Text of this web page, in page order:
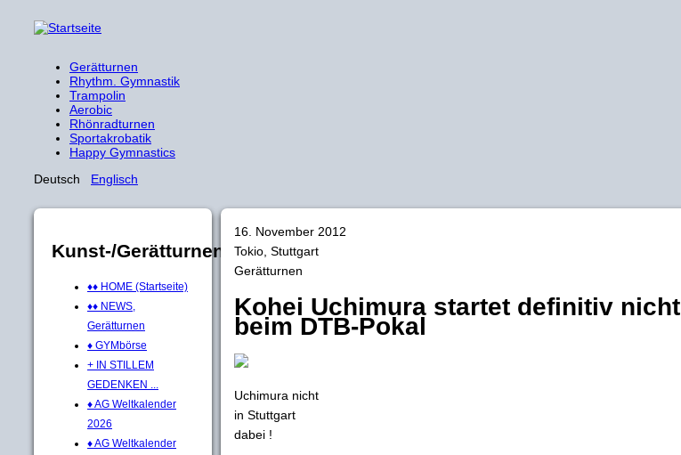
Gerätturnen
Rhythm. Gymnastik
Trampolin
Aerobic
Rhönradturnen
Sportakrobatik
Happy Gymnastics
Deutsch Englisch
Kunst-/Gerätturnen
♦♦ HOME (Startseite)
♦♦ NEWS,
Gerätturnen
♦ GYMbörse
+ IN STILLEM
GEDENKEN ...
♦ AG Weltkalender
2026
♦ AG Weltkalender
16. November 2012
Tokio, Stuttgart
Gerätturnen
Kohei Uchimura startet definitiv nicht
beim DTB-Pokal
Uchimura nicht
in Stuttgart
dabei !